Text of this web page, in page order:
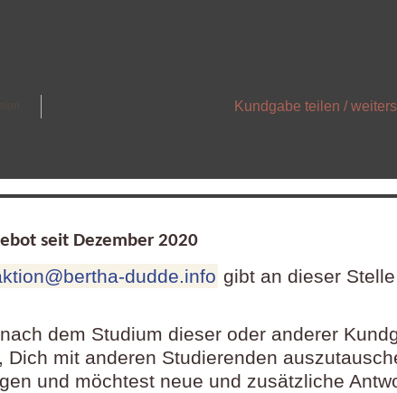
Kundgabe teilen /
seit Dezember 2020
dudde.info gibt an dieser
dem Studium dieser oder anderer
Dich mit anderen Studierenden
und möchtest neue und zusätzliche